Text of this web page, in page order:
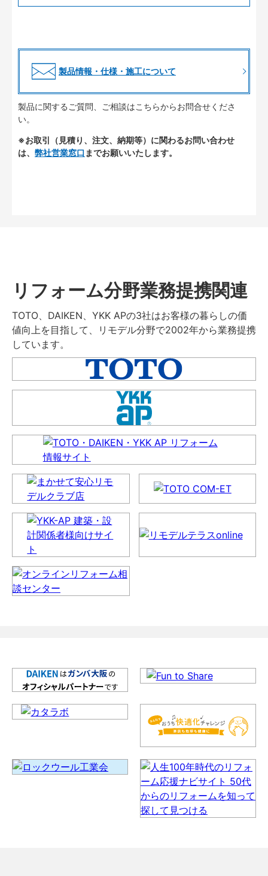
製品情報・仕様・施工について
製品に関するご質問、ご相談はこちらからお問合せくださ
い。
※お取引（見積り、注文、納期等）に関わるお問い合わせ
は、 弊社営業窓口 までお願いいたします。
リフォーム分野業務提携関連
TOTO、DAIKEN、YKK APの3社はお客様の暮らしの価
値向上を目指して、リモデル分野で2002年から業務提携
しています。